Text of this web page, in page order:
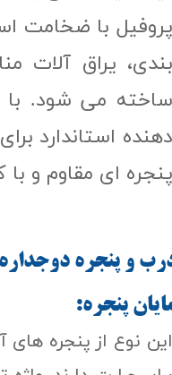
پروفیل با ضخامت
بندی، یراق آلات
ساخته می شود. با
دهنده استاندارد
پنجره ای مقاوم و
این نوع از پنجره های
و پنجره
پنجره:​​​​​​​